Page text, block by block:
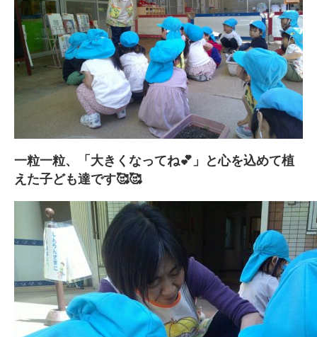
一粒一粒、「大きくなってね💕」と心を込めて植
えた子ども達です🥰🥰